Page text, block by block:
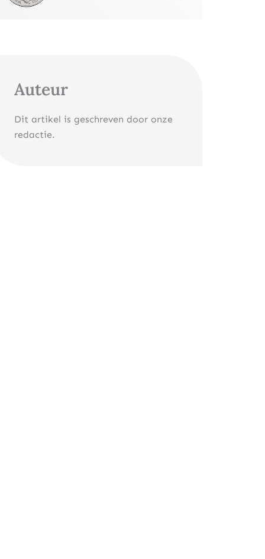
Auteur
Dit artikel is geschreven door onze
redactie.